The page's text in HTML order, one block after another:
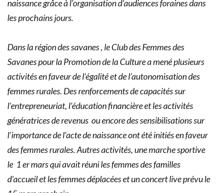
naissance grâce à l’organisation d’audiences foraines dans
les prochains jours.
Dans la région des savanes , le Club des Femmes des
Savanes pour la Promotion de la Culture a mené plusieurs
activités en faveur de l’égalité et de l’autonomisation des
femmes rurales. Des renforcements de capacités sur
l’entrepreneuriat, l’éducation financière et les activités
génératrices de revenus ou encore des sensibilisations sur
l’importance de l’acte de naissance ont été initiés en faveur
des femmes rurales. Autres activités, une marche sportive
le 1 er mars qui avait réuni les femmes des familles
d’accueil et les femmes déplacées et un concert live prévu le